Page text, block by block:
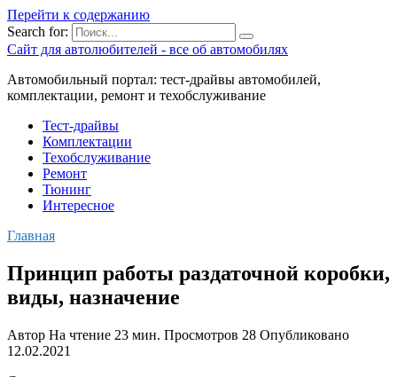
Перейти к содержанию
Search for:
Сайт для автолюбителей - все об автомобилях
Автомобильный портал: тест-драйвы автомобилей,
комплектации, ремонт и техобслуживание
Тест-драйвы
Комплектации
Техобслуживание
Ремонт
Тюнинг
Интересное
Главная
Принцип работы раздаточной коробки,
виды, назначение
Автор На чтение 23 мин. Просмотров 28 Опубликовано
12.02.2021